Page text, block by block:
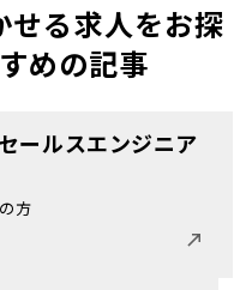
せる求人をお探
めの記事
ールスエンジニア
方